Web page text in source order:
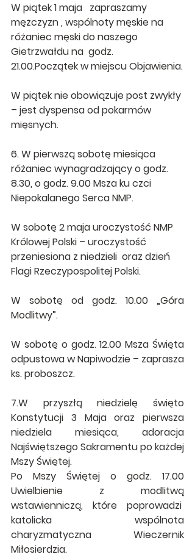
W piątek 1 maja   zapraszamy
mężczyzn , wspólnoty męskie na
różaniec męski do naszego
Gietrzwałdu na  godz.
21.00.Początek w miejscu Objawienia.
W piątek nie obowiązuje post zwykły
– jest dyspensa od pokarmów
mięsnych.
6. W pierwszą sobotę miesiąca
różaniec wynagradzający o godz.
8.30, o godz. 9.00 Msza ku czci
Niepokalanego Serca NMP.
W sobotę 2 maja uroczystość NMP
Królowej Polski – uroczystość
przeniesiona z niedzieli  oraz dzień
Flagi Rzeczypospolitej Polski.
W sobotę od godz. 10.00 „Góra
Modlitwy”.
W sobotę o godz. 12.00 Msza Święta
odpustowa w Napiwodzie – zaprasza
ks. proboszcz.
7.W przyszłą niedzielę święto
Konstytucji 3 Maja oraz pierwsza
niedziela miesiąca, adoracja
Najświętszego Sakramentu po każdej
Mszy Świętej.
Po Mszy Świętej o godz. 17.00
Uwielbienie z modlitwą
wstawienniczą, które poprowadzi
katolicka wspólnota
charyzmatyczna Wieczernik
Miłosierdzia.